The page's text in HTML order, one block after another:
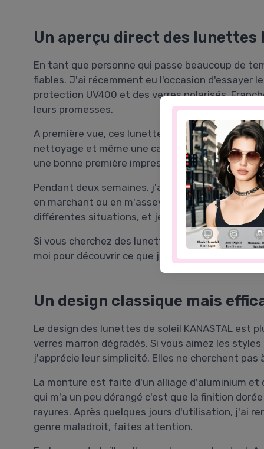
Un aperçu direct des lunettes
En tant que personne qui passe beaucoup de
fiables. J'ai récemment eu l'occasion d'essayer
protection UV400 et des verres polarisés.
leurs promesses.
A première vue, ces lunettes semblent bien
nettoyage et même une carte de test de
une bonne première impression.
Pendant deux semaines, j'ai porté ces lunettes
en marchant ou en m'asseyant sur la terrasse
différentes situations, et je vais vous dire ce que
Si vous cherchez des lunettes de soleil qui ne
moi pour découvrir ce que j'ai pensé des lunettes
Un design classique mais
Le design des lunettes de soleil KANASTAL est
verres marron dégradés. Si vous aimez les
j'apprécie leur simplicité. Elles ne cherchent
La monture est faite d'un alliage d'aluminium et
qui m'a un peu dérangé c'est que la finition
rayures. Après quelques jours d'utilisation, j'ai
genre maladroit, faites attention.